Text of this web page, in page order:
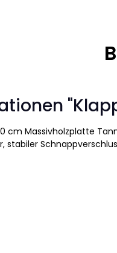
cm Massivholzplatte
stabiler